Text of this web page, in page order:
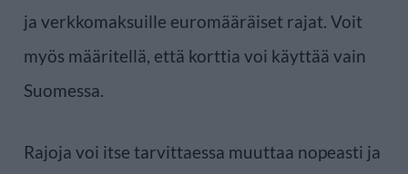
ja verkkomaksuille euromääräiset rajat. Voit
myös määritellä, että korttia voi käyttää vain
Suomessa.
Rajoja voi itse tarvittaessa muuttaa nopeasti ja